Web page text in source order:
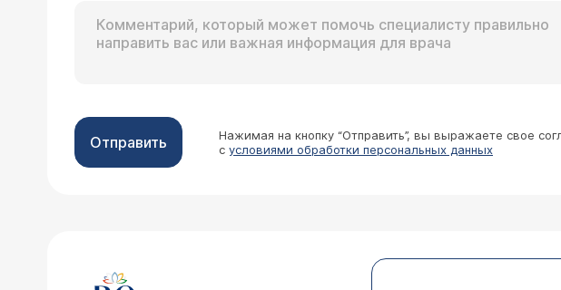
Отправить
Нажимая на кнопку “Отправить”, вы выражаете свое
с условиями обработки персональных данных